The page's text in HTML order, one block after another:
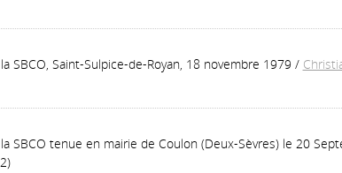
SBCO, Saint-Sulpice-de-Royan, 18 novembre 1979 /
SBCO tenue en mairie de Coulon (Deux-Sèvres) le 20